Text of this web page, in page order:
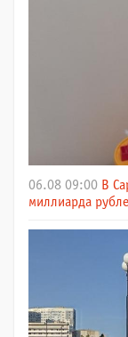
06.08 09:00 В
миллиарда